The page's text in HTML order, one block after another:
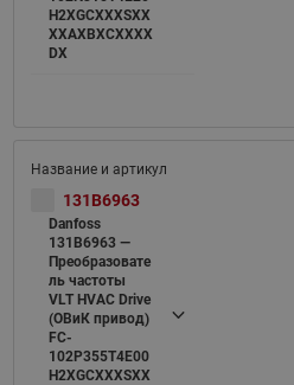
H2XGCXXXSXX
XXAXBXCXXXX
DX
131B6963
Danfoss
131B6963 —
Преобразовате
ль частоты
VLT HVAC Drive
(ОВиК привод)
FC-
102P355T4E00
H2XGCXXXSXX